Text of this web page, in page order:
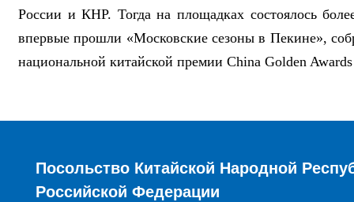
России и КНР. Тогда на площадках состоялось
впервые прошли «Московские сезоны в Пекине»,
национальной китайской премии China Golden
Посольство Китайской Народной
Российской Федерации